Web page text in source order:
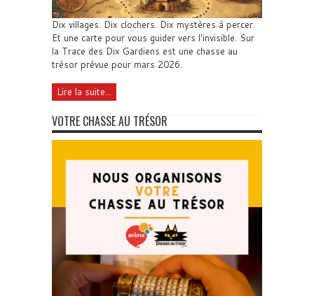
Dix villages. Dix clochers. Dix mystères à percer.
Et une carte pour vous guider vers l'invisible. Sur
la Trace des Dix Gardiens est une chasse au
trésor prévue pour mars 2026.
Lire la suite...
VOTRE CHASSE AU TRÉSOR